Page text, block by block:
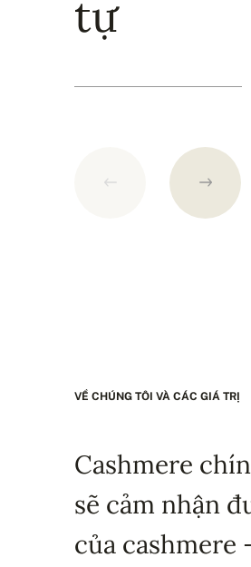
tự
VỀ CHÚNG TÔI VÀ CÁC GIÁ TRỊ
Cashmere
sẽ cảm nhận
của cashmere